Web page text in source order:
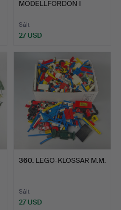
MODELLFORDON I
Sålt
27 USD
360. LEGO-KLOSSAR M.M.
Sålt
27 USD